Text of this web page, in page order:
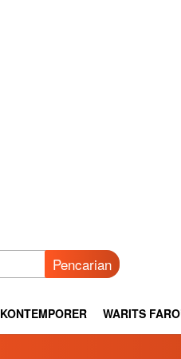
Pencarian
KONTEMPORER WARITS